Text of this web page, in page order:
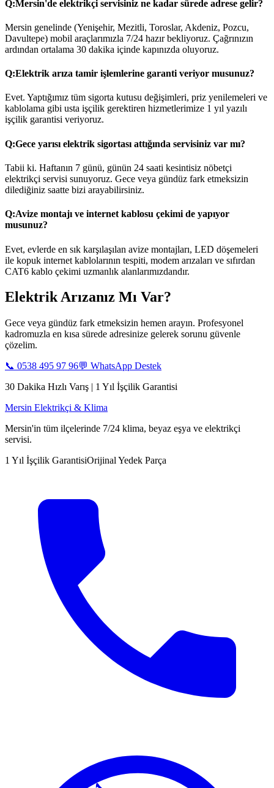
Q:Mersin'de elektrikçi servisiniz ne kadar sürede adrese gelir?
Mersin genelinde (Yenişehir, Mezitli, Toroslar, Akdeniz, Pozcu,
Davultepe) mobil araçlarımızla 7/24 hazır bekliyoruz. Çağrınızın
ardından ortalama 30 dakika içinde kapınızda oluyoruz.
Q:Elektrik arıza tamir işlemlerine garanti veriyor musunuz?
Evet. Yaptığımız tüm sigorta kutusu değişimleri, priz yenilemeleri ve
kablolama gibi usta işçilik gerektiren hizmetlerimize 1 yıl yazılı
işçilik garantisi veriyoruz.
Q:Gece yarısı elektrik sigortası attığında servisiniz var mı?
Tabii ki. Haftanın 7 günü, günün 24 saati kesintisiz nöbetçi
elektrikçi servisi sunuyoruz. Gece veya gündüz fark etmeksizin
dilediğiniz saatte bizi arayabilirsiniz.
Q:Avize montajı ve internet kablosu çekimi de yapıyor
musunuz?
Evet, evlerde en sık karşılaşılan avize montajları, LED döşemeleri
ile kopuk internet kablolarının tespiti, modem arızaları ve sıfırdan
CAT6 kablo çekimi uzmanlık alanlarımızdandır.
Elektrik Arızanız Mı Var?
Gece veya gündüz fark etmeksizin hemen arayın. Profesyonel
kadromuzla en kısa sürede adresinize gelerek sorunu güvenle
çözelim.
📞 0538 495 97 96💬 WhatsApp Destek
30 Dakika Hızlı Varış | 1 Yıl İşçilik Garantisi
Mersin Elektrikçi & Klima
Mersin'in tüm ilçelerinde 7/24 klima, beyaz eşya ve elektrikçi
servisi.
1 Yıl İşçilik GarantisiOrijinal Yedek Parça